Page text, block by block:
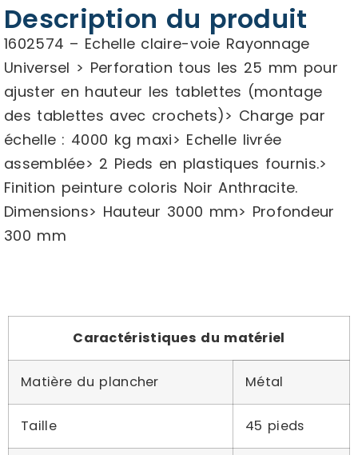
Description du produit
1602574 – Echelle claire-voie Rayonnage
Universel > Perforation tous les 25 mm pour
ajuster en hauteur les tablettes (montage
des tablettes avec crochets)> Charge par
échelle : 4000 kg maxi> Echelle livrée
assemblée> 2 Pieds en plastiques fournis.>
Finition peinture coloris Noir Anthracite.
Dimensions> Hauteur 3000 mm> Profondeur
300 mm
Caractéristiques du matériel
Matière du plancher Métal
Taille 45 pieds